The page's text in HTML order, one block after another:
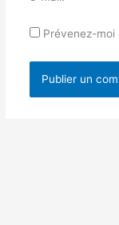
Prévenez-moi